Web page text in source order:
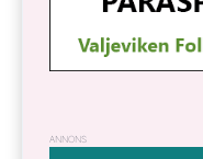
ANNONS